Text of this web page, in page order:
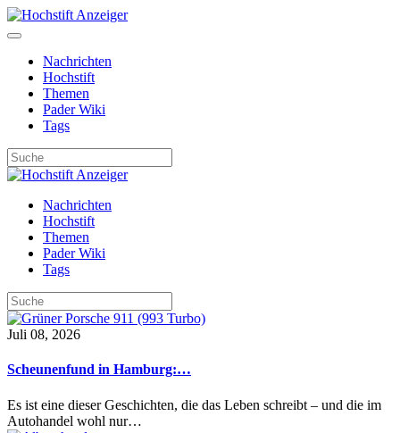
Nachrichten
Hochstift
Themen
Pader Wiki
Tags
Nachrichten
Hochstift
Themen
Pader Wiki
Tags
Juli 08, 2026
Scheunenfund in Hamburg:…
Es ist eine dieser Geschichten, die das Leben schreibt – und die im
Autohandel wohl nur…